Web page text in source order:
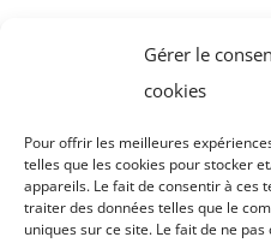
Gérer le
cookies
Pour offrir les meilleures
telles que les cookies pour stocker
appareils. Le fait de consentir à ces
traiter des données telles que le
uniques sur ce site. Le fait de ne
Otekaï – A propos de moi